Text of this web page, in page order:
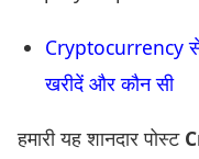
Cryptocurrency से
खरीदें और कौन सी
हमारी यह शानदार पोस्ट